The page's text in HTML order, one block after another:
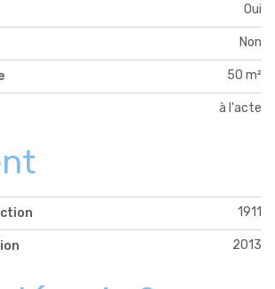
Oui
Non
50 m²
à l'acte
1911
2013